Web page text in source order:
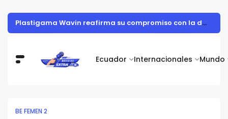
Ecuador Internacionales Mundo
Plastigama Wavin reafirma su compromiso con la descarbonización a través del programa Ecuador Carbono Cero
BE FEMEN 2